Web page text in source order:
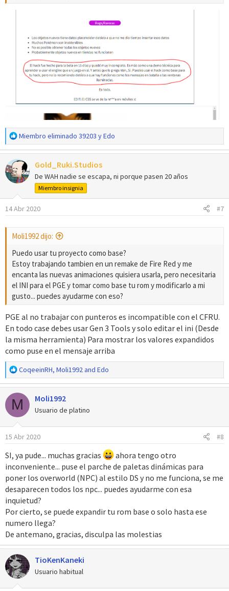
R
e
a
c
c
i
o
e
:
Miembro eliminado 39203 yEdo
Gold_Ruki.Studios
De WAH nadie se escapa, ni porque pasen 20 años
Miembro insignia
14 Abr 2020 #7
Moli1992 dijo:
Puedo usar tu proyecto como base?
Estoy trabajando tambien en un remake de Fire Red y me
encanta las nuevas animaciones quisiera usarla, pero necesitaria
el INI para el PGE y tomar como base tu rom y modificarlo a mi
gusto... puedes ayudarme con eso?
PGE al no trabajar con punteros es incompatible con el CFRU.
En todo case debes usar Gen 3 Tools y solo editar el ini (Desde
la misma herramienta) Para mostrar los valores expandidos
como puse en el mensaje arriba
R
e
a
c
c
i
o
n
s
:
CoqeeinRH, Moli1992and Edo
M Moli1992
Usuario de platino
15 Abr 2020 #8
SI, ya pude... muchas gracias
ahora tengo otro
inconveniente... puse el parche de paletas dinámicas para
poner los overworld (NPC) al estilo DS y no me funciona, se me
desaparecen todos los npc... puedes ayudarme con esa
inquietud?
Por cierto, se puede expandir tu rom base o solo hasta ese
numero llega?
De antemano, gracias, disculpa las molestias
TioKenKaneki
Usuario habitual